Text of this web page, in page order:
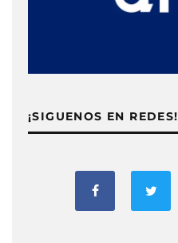
¡SIGUENOS EN REDES!